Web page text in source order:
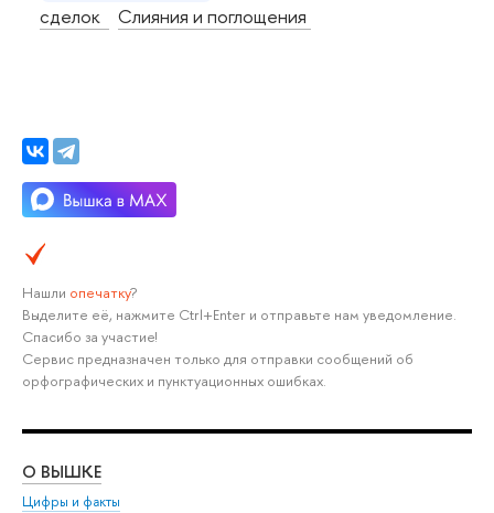
сделок
Слияния и поглощения
Нашли опечатку?
Выделите её, нажмите Ctrl+Enter и отправьте нам уведомление.
Спасибо за участие!
Сервис предназначен только для отправки сообщений об
орфографических и пунктуационных ошибках.
О ВЫШКЕ
Цифры и факты